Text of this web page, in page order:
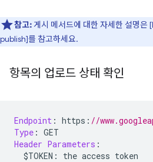
참고: 게시 메서드에 대한 자세한 설명
publish]를 참고하세요.
항목의 업로드 상태 확인
Endpoint : https : //
Type : GET
Header Parameters :
$TOKEN : the access token